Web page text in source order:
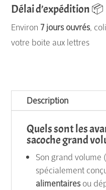
une
sacoche
grand
au
quotidien
Délai d’expédition 📦
Environ 7 jours ouvrés,
votre boite aux lettres
Description
Quels sont les
sacoche grand
Son grand volume
spécialement
alimentaires ou